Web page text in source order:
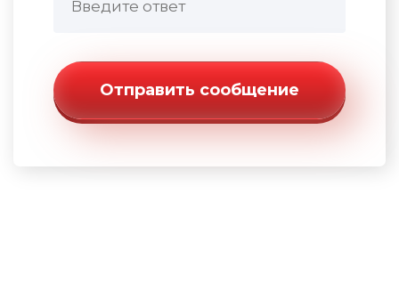
Отправить сообщение